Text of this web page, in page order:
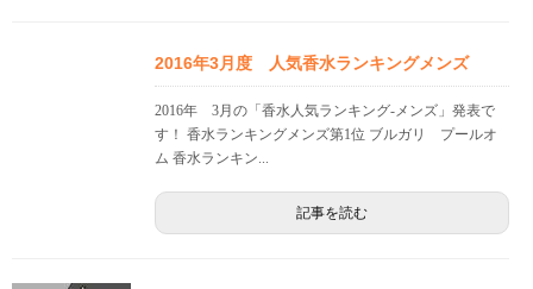
2016年3月度 人気香水ランキングメンズ
2016年 3月の「香水人気ランキング-メンズ」発表で
す！ 香水ランキングメンズ第1位 ブルガリ プールオ
ム 香水ランキン...
記事を読む